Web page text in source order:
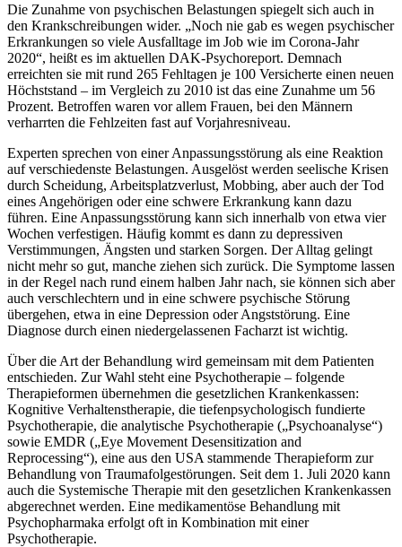
Die Zunahme von psychischen Belastungen spiegelt sich auch in
den Krankschreibungen wider. „Noch nie gab es wegen psychischer
Erkrankungen so viele Ausfalltage im Job wie im Corona-Jahr
2020“, heißt es im aktuellen DAK-Psychoreport. Demnach
erreichten sie mit rund 265 Fehltagen je 100 Versicherte einen neuen
Höchststand – im Vergleich zu 2010 ist das eine Zunahme um 56
Prozent. Betroffen waren vor allem Frauen, bei den Männern
verharrten die Fehlzeiten fast auf Vorjahresniveau.
Experten sprechen von einer Anpassungsstörung als eine Reaktion
auf verschiedenste Belastungen. Ausgelöst werden seelische Krisen
durch Scheidung, Arbeitsplatzverlust, Mobbing, aber auch der Tod
eines Angehörigen oder eine schwere Erkrankung kann dazu
führen. Eine Anpassungsstörung kann sich innerhalb von etwa vier
Wochen verfestigen. Häufig kommt es dann zu depressiven
Verstimmungen, Ängsten und starken Sorgen. Der Alltag gelingt
nicht mehr so gut, manche ziehen sich zurück. Die Symptome lassen
in der Regel nach rund einem halben Jahr nach, sie können sich aber
auch verschlechtern und in eine schwere psychische Störung
übergehen, etwa in eine Depression oder Angststörung. Eine
Diagnose durch einen niedergelassenen Facharzt ist wichtig.
Über die Art der Behandlung wird gemeinsam mit dem Patienten
entschieden. Zur Wahl steht eine Psychotherapie – folgende
Therapieformen übernehmen die gesetzlichen Krankenkassen:
Kognitive Verhaltenstherapie, die tiefenpsychologisch fundierte
Psychotherapie, die analytische Psychotherapie („Psychoanalyse“)
sowie EMDR („Eye Movement Desensitization and
Reprocessing“), eine aus den USA stammende Therapieform zur
Behandlung von Traumafolgestörungen. Seit dem 1. Juli 2020 kann
auch die Systemische Therapie mit den gesetzlichen Krankenkassen
abgerechnet werden. Eine medikamentöse Behandlung mit
Psychopharmaka erfolgt oft in Kombination mit einer
Psychotherapie.